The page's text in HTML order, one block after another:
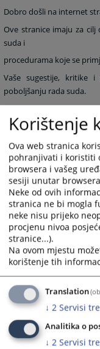
Dobro došli na internet
Ove stranice imaju za
suda i
procedurama koje se
Vaše sugestije, kritike
poboljšanju rada suda.
S poštovanjem,
Predsjednica Osnovnog
Ljiljana Mikanović
Korištenje
Ova web stranica
pohranjivati i koristiti
browsera i vašeg
sesiji unutar
Neke od ovih
stranica ne bi mogla
neke nisu prijeko
procjenu nivoa
stranice...).
Na ovom mjestu
korištenje tih
Translation
↓ 2 Servisi
Analitika o
↓ 2 Servisi